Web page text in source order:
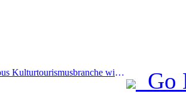
Prev:Hangzhous Kulturtourismusbranche wird im Jahr 2024 florieren: Der kulturelle Mehrwert übersteigt 340 Milliarden und die Zahl der einreisenden Touristen wird sich verdoppeln
Go